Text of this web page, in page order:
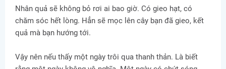
Nhân quả sẽ không bỏ rơi ai bao giờ. Có gieo hạt, có
chăm sóc hết lòng. Hẳn sẽ mọc lên cây bạn đã gieo, kết
quả mà bạn hướng tới.
Vậy nên nếu thấy một ngày trôi qua thanh thản. Là biết